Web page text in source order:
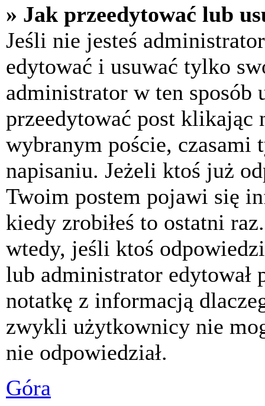
» Jak przeedytować lub
Jeśli nie jesteś
edytować i usuwać tylko
administrator w ten sposób
przeedytować post klikając
wybranym poście, czasami
napisaniu. Jeżeli ktoś już
Twoim postem pojawi się
kiedy zrobiłeś to ostatni
wtedy, jeśli ktoś
lub administrator edytował
notatkę z informacją
zwykli użytkownicy nie
nie odpowiedział.
Góra